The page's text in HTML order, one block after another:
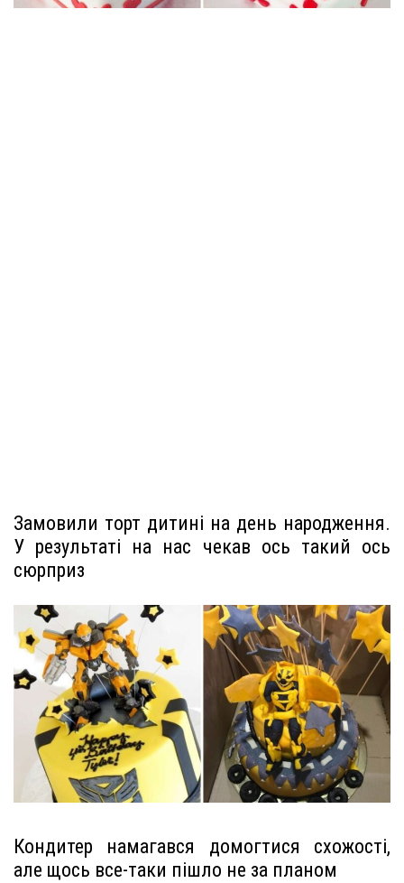
Замовили торт дитині на день народження.
У результаті на нас чекав ось такий ось
сюрприз
Кондитер намагався домогтися схожості,
але щось все-таки пішло не за планом